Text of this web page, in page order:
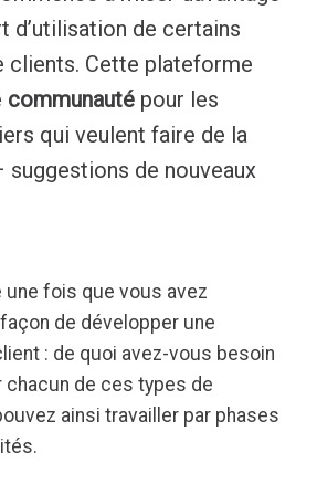
d’utilisation de certains
clients. Cette plateforme
communauté pour les
qui veulent faire de la
suggestions de nouveaux
une fois que vous avez
de développer une
: de quoi avez-vous besoin
de ces types de
ainsi travailler par phases